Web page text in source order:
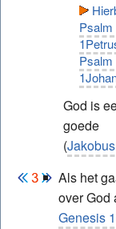
Psalm
Psalm
God is
goede
(
Als het
over God
Genesis